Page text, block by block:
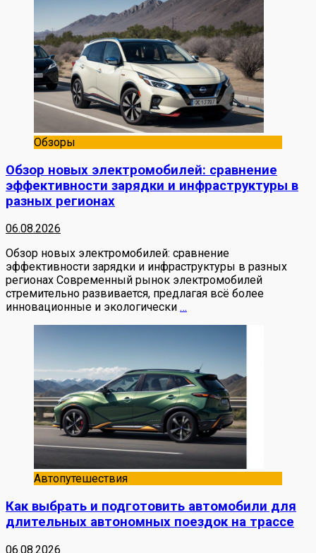
Обзоры
Обзор новых электромобилей: сравнение
эффективности зарядки и инфраструктуры в
разных регионах
06.08.2026
Обзор новых электромобилей: сравнение
эффективности зарядки и инфраструктуры в разных
регионах Современный рынок электромобилей
стремительно развивается, предлагая всё более
инновационные и экологически …
Автопутешествия
Как выбрать и подготовить автомобили для
длительных автономных поездок на трассе
06.08.2026